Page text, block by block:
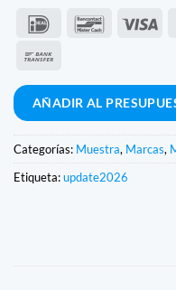
IDeal Bancontact
AÑADIR AL
Categorías: Muestra, Marcas,
Etiqueta:update2026